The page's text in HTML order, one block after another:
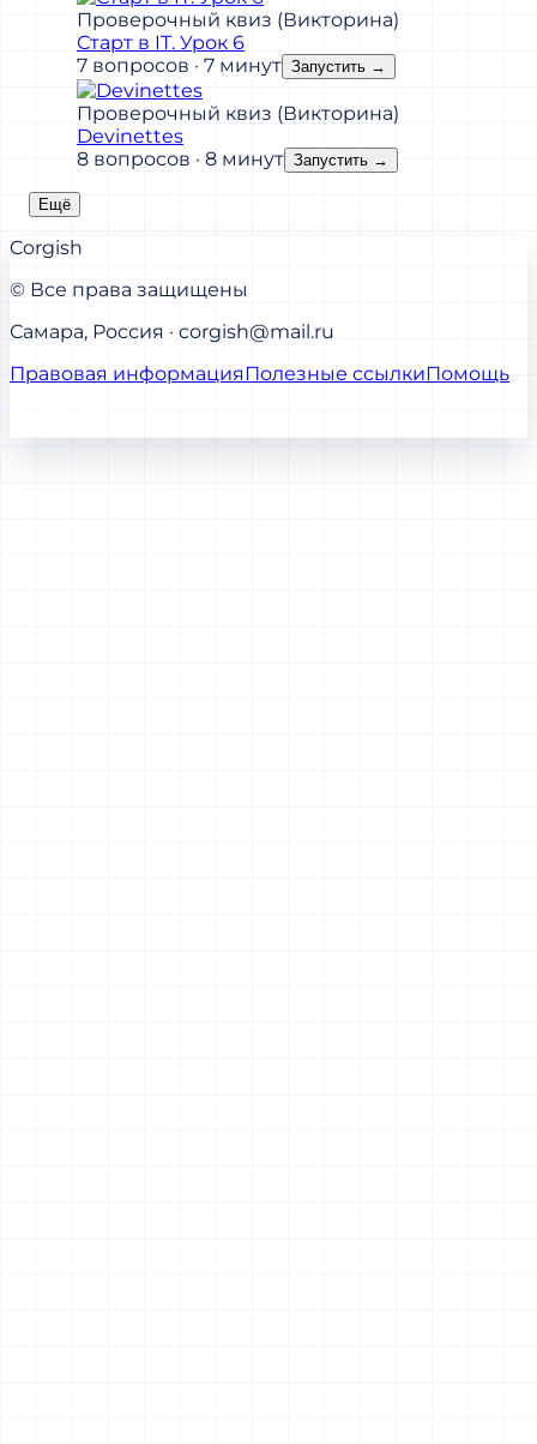
Проверочный квиз (Викторина)
Старт в IT. Урок 6
7 вопросов · 7 минут Запустить →
Проверочный квиз (Викторина)
Devinettes
8 вопросов · 8 минут Запустить →
Ещё
Corgish
© Все права защищены
Самара, Россия · corgish@mail.ru
Правовая информацияПолезные ссылкиПомощь